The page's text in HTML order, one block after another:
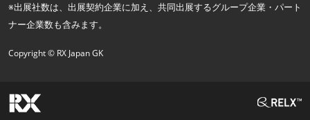
※出展社数は、出展契約企業に加え、共同出展するグループ企業・パート
ナー企業数も含みます。
Copyright © RX Japan GK